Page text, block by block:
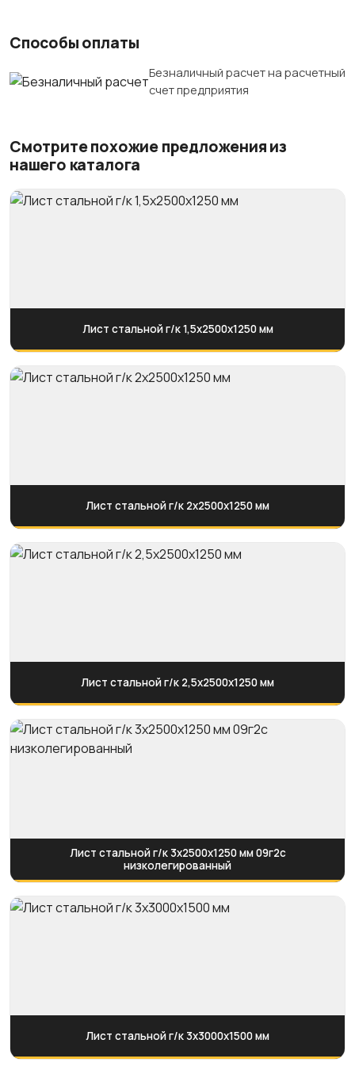
Способы оплаты
Безналичный расчет на расчетный
счет предприятия
Смотрите похожие предложения из
нашего каталога
Лист стальной г/к 1,5х2500х1250 мм
Лист стальной г/к 2х2500х1250 мм
Лист стальной г/к 2,5х2500х1250 мм
Лист стальной г/к 3х2500х1250 мм 09г2с
низколегированный
Лист стальной г/к 3х3000х1500 мм